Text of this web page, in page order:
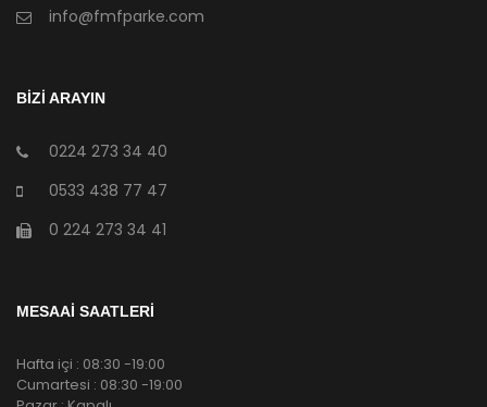
info@fmfparke.com
BİZİ ARAYIN
0224 273 34 40
0533 438 77 47
0 224 273 34 41
MESAAİ SAATLERİ
Hafta içi : 08:30 -19:00
Cumartesi : 08:30 -19:00